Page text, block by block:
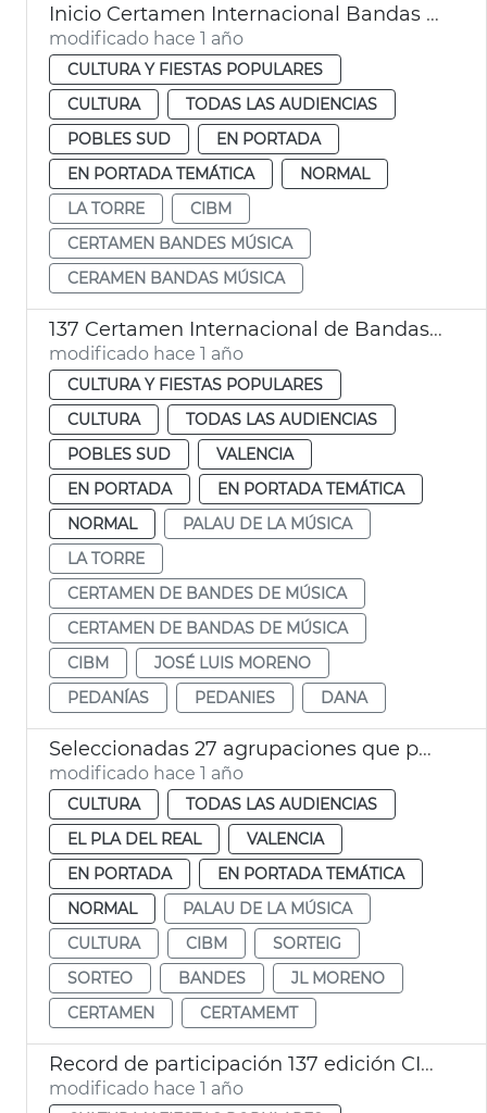
Inicio Certamen Internacional Bandas Música València
modificado hace 1 año
CULTURA Y FIESTAS POPULARES
CULTURA
TODAS LAS AUDIENCIAS
POBLES SUD
EN PORTADA
EN PORTADA TEMÁTICA
NORMAL
LA TORRE
CIBM
CERTAMEN BANDES MÚSICA
CERAMEN BANDAS MÚSICA
137 Certamen Internacional de Bandas de Música de València
modificado hace 1 año
CULTURA Y FIESTAS POPULARES
CULTURA
TODAS LAS AUDIENCIAS
POBLES SUD
VALENCIA
EN PORTADA
EN PORTADA TEMÁTICA
NORMAL
PALAU DE LA MÚSICA
LA TORRE
CERTAMEN DE BANDES DE MÚSICA
CERTAMEN DE BANDAS DE MÚSICA
CIBM
JOSÉ LUIS MORENO
PEDANÍAS
PEDANIES DANA
Seleccionadas 27 agrupaciones que participarán en la 137 edició del CIBM
modificado hace 1 año
CULTURA
TODAS LAS AUDIENCIAS
EL PLA DEL REAL
VALENCIA
EN PORTADA
EN PORTADA TEMÁTICA
NORMAL
PALAU DE LA MÚSICA
CULTURA
CIBM
SORTEIG
SORTEO
BANDES
JL MORENO
CERTAMEN
CERTAMEMT
Record de participación 137 edición CIBM Ciudad de València
modificado hace 1 año